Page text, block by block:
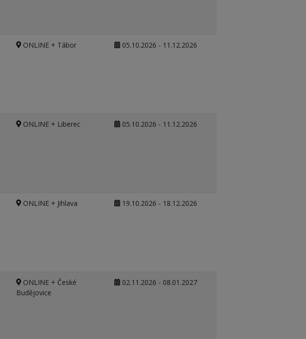
ONLINE + Tábor 05.10.2026 - 11.12.2026
ONLINE + Liberec 05.10.2026 - 11.12.2026
ONLINE + Jihlava 19.10.2026 - 18.12.2026
ONLINE + České
Budějovice
02.11.2026 - 08.01.2027